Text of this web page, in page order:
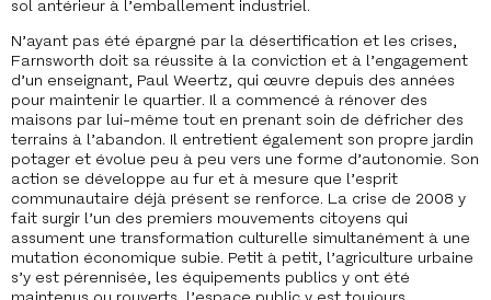
sol antérieur à l’emballement industriel.
N’ayant pas été épargné par la désertification et les crises,
Farnsworth doit sa réussite à la conviction et à l’engagement
d’un enseignant, Paul Weertz, qui œuvre depuis des années
pour maintenir le quartier. Il a commencé à rénover des
maisons par lui-même tout en prenant soin de défricher des
terrains à l’abandon. Il entretient également son propre jardin
potager et évolue peu à peu vers une forme d’autonomie. Son
action se développe au fur et à mesure que l’esprit
communautaire déjà présent se renforce. La crise de 2008 y
fait surgir l’un des premiers mouvements citoyens qui
assument une transformation culturelle simultanément à une
mutation économique subie. Petit à petit, l’agriculture urbaine
s’y est pérennisée, les équipements publics y ont été